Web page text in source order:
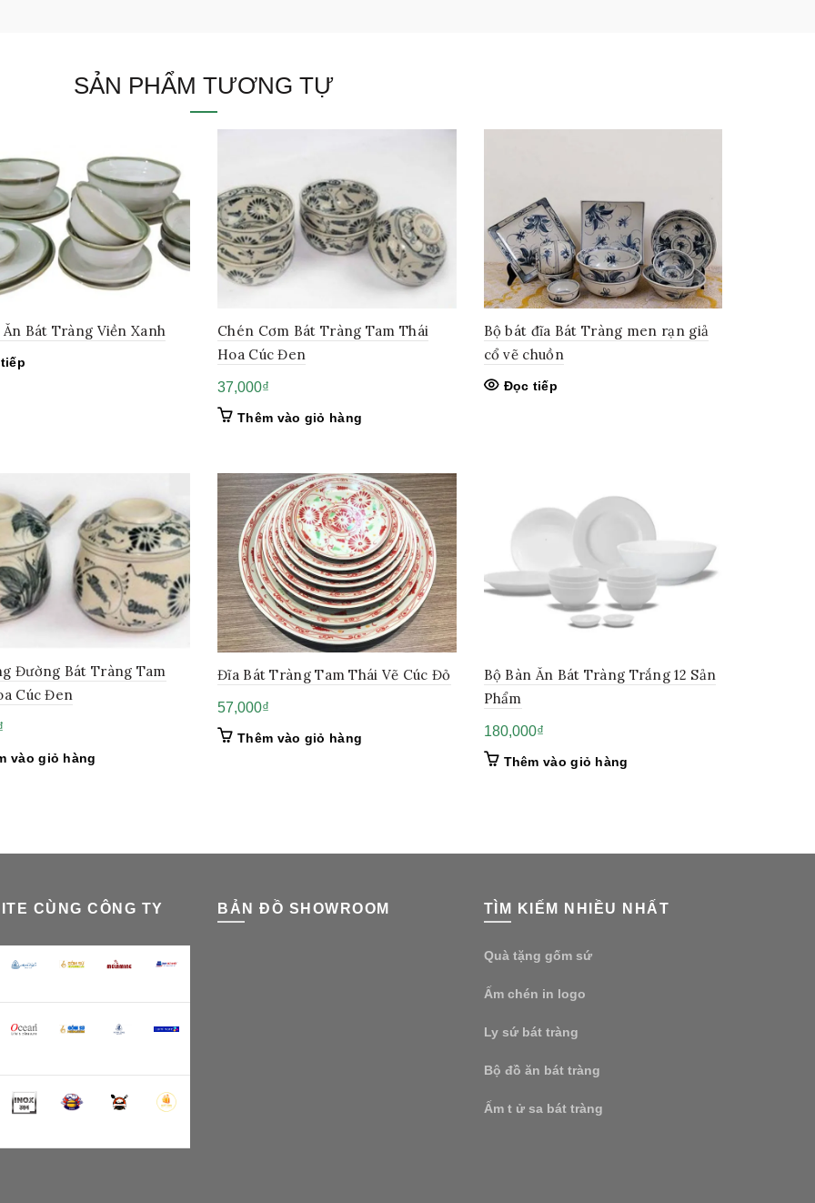
SẢN PHẨM TƯƠNG TỰ
Ăn Bát Tràng Viền Xanh
Chén Cơm Bát Tràng Tam Thái
Hoa Cúc Đen
37,000₫
Thêm vào giỏ hàng
Bộ bát đĩa Bát Tràng men rạn giả
cổ vẽ chuồn
Đọc tiếp
Đường Bát Tràng Tam
Cúc Đen
vào giỏ hàng
Đĩa Bát Tràng Tam Thái Vẽ Cúc Đỏ
57,000₫
Thêm vào giỏ hàng
Bộ Bàn Ăn Bát Tràng Trắng 12 Sản
Phẩm
180,000₫
Thêm vào giỏ hàng
CÙNG CÔNG TY BẢN ĐỒ SHOWROOM TÌM KIẾM NHIỀU NHẤT
Quà tặng gốm sứ
Ấm chén in logo
Ly sứ bát tràng
Bộ đồ ăn bát tràng
Ấm t ử sa bát tràng